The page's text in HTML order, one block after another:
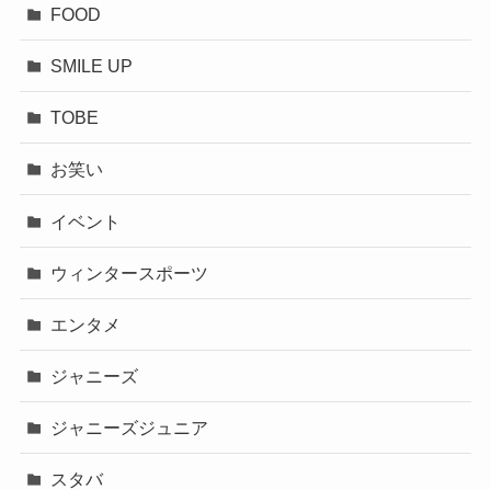
FOOD
SMILE UP
TOBE
お笑い
イベント
ウィンタースポーツ
エンタメ
ジャニーズ
ジャニーズジュニア
スタバ